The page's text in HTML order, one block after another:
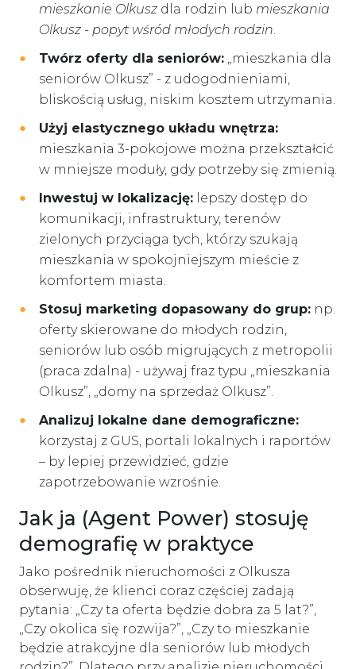
mieszkanie Olkusz dla rodzin lub mieszkania
Olkusz - popyt wśród młodych rodzin
Twórz oferty dla seniorów: „mieszkania dla
seniorów Olkusz” - z udogodnieniami,
bliskością usług, niskim kosztem utrzymania.
Użyj elastycznego układu wnętrza:
mieszkania 3-pokojowe można przekształcić
w mniejsze moduły, gdy potrzeby się zmienią.
Inwestuj w lokalizację: lepszy dostęp do
komunikacji, infrastruktury, terenów
zielonych przyciąga tych, którzy szukają
mieszkania w spokojniejszym mieście z
komfortem miasta.
Stosuj marketing dopasowany do grup: np.
oferty skierowane do młodych rodzin,
seniorów lub osób migrujących z metropolii
(praca zdalna) - używaj fraz typu „mieszkania
Olkusz”, „domy na sprzedaż Olkusz”.
Analizuj lokalne dane demograficzne:
korzystaj z GUS, portali lokalnych i raportów
– by lepiej przewidzieć, gdzie
zapotrzebowanie wzrośnie.
Jak ja (Agent Power) stosuję
demografię w praktyce
Jako pośrednik nieruchomości z Olkusza
obserwuję, że klienci coraz częściej zadają
pytania: „Czy ta oferta będzie dobra za 5 lat?”,
„Czy okolica się rozwija?”, „Czy to mieszkanie
będzie atrakcyjne dla seniorów lub młodych